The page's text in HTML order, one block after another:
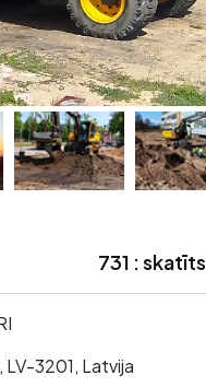
731 : skatīts
LV-3201, Latvija